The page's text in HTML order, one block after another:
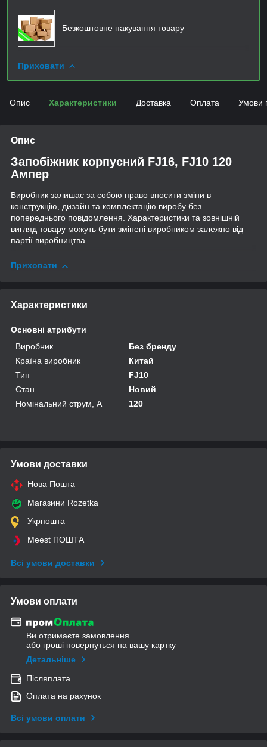
Безкоштовне пакування товару
Приховати
Опис Характеристики Доставка Оплата Умови
Опис
Запобіжник корпусний FJ16, FJ10 120
Ампер
Виробник залишає за собою право вносити зміни в
конструкцію, дизайн та комплектацію виробу без
попереднього повідомлення. Характеристики та зовнішній
вигляд товару можуть бути змінені виробником залежно від
партії виробництва.
Приховати
Характеристики
Основні атрибути
Виробник
Без бренду
Країна виробник
Китай
Тип
FJ10
Стан
Новий
Номінальний струм, А
120
Умови доставки
Нова Пошта
Магазини Rozetka
Укрпошта
Meest ПОШТА
Всі умови доставки
Умови оплати
Ви отримаєте замовлення
або гроші повернуться на вашу картку
Детальніше
Післяплата
Оплата на рахунок
Всі умови оплати